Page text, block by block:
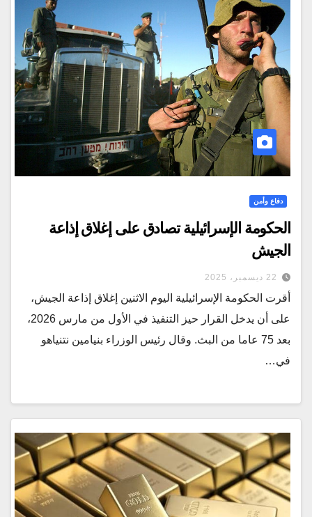
دفاع وأمن
الحكومة الإسرائيلية تصادق على إغلاق إذاعة
الجيش
22 ديسمبر، 2025
أقرت الحكومة الإسرائيلية اليوم الاثنين إغلاق إذاعة الجيش،
على أن يدخل القرار حيز التنفيذ في الأول من مارس 2026،
بعد 75 عاما من البث. وقال رئيس الوزراء بنيامين نتنياهو
في…